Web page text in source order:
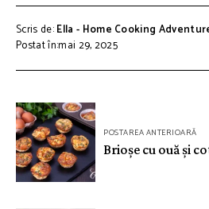
Scris de:Ella - Home Cooking
Postat în:mai 29, 2025
Navigare
în
articole
POSTAREA ANTERIOARĂ
Brioșe cu ouă și